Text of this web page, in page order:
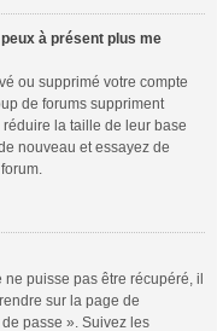
à présent plus me
ou supprimé votre compte
de forums suppriment
la taille de leur base
nouveau et essayez de
puisse pas être récupéré, il
sur la page de
passe ». Suivez les